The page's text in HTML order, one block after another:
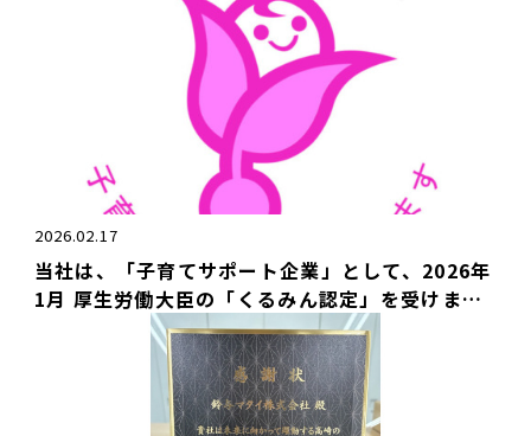
2026.02.17
当社は、「子育てサポート企業」として、2026年
1月 厚生労働大臣の「くるみん認定」を受けまし